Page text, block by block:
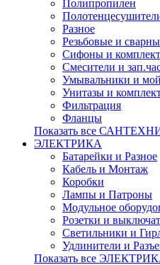
Полипропилен
Разное
Резьбовые и
Сифоны и
Смесители и
Умывальники и
Унитазы и
Фильтрация
Фланцы
Показать все
ЭЛЕКТРИКА
Батарейки и Разное
Кабель и Монтаж
Коробки
Лампы и Патроны
Модульное
Розетки и
Светильники и
Удлинители и
Показать все